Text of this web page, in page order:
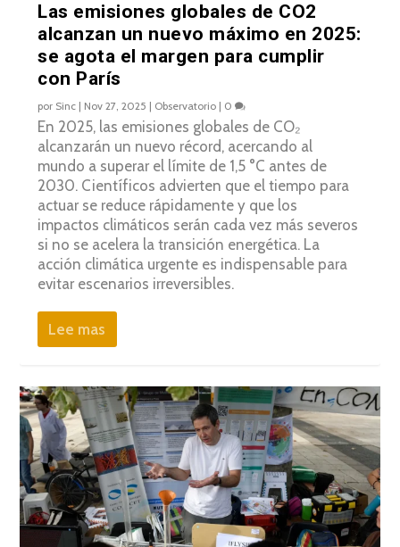
Las emisiones globales de CO2
alcanzan un nuevo máximo en 2025:
se agota el margen para cumplir
con París
por Sinc | Nov 27, 2025 | Observatorio | 0
En 2025, las emisiones globales de CO₂
alcanzarán un nuevo récord, acercando al
mundo a superar el límite de 1,5 °C antes de
2030. Científicos advierten que el tiempo para
actuar se reduce rápidamente y que los
impactos climáticos serán cada vez más severos
si no se acelera la transición energética. La
acción climática urgente es indispensable para
evitar escenarios irreversibles.
Lee mas